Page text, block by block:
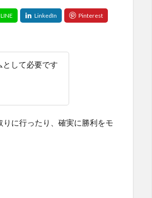
して必要です
に行ったり、確実に勝利をモ